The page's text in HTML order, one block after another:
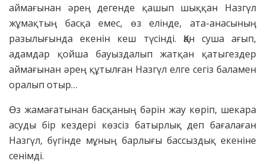
аймағынан әрең дегенде қашып шыққан Назгүл
жұмақтың басқа емес, өз елінде, ата-анасының
разылығында екенін кеш түсінді. Қан суша ағып,
адамдар қойша бауыздалып жатқан қатыгездер
аймағынан әрең құтылған Назгүл елге сегіз баламен
оралып отыр…
Өз жамағатынан басқаның бәрін жау көріп, шекара
асуды бір кездері көзсіз батырлық деп бағалаған
Назгүл, бүгінде мұның барлығы бассыздық екеніне
сенімді.